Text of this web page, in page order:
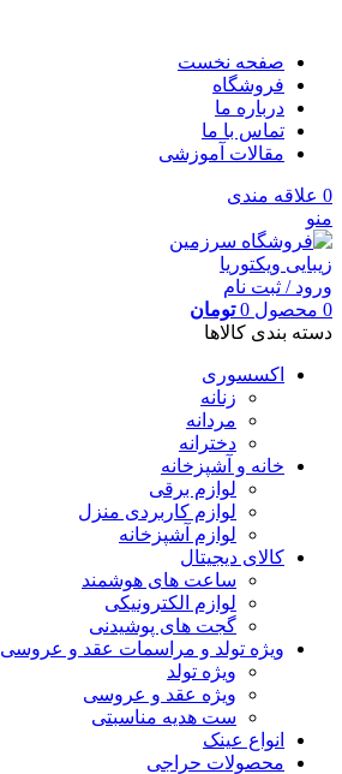
صفحه نخست
فروشگاه
درباره ما
تماس با ما
مقالات آموزشی
0 علاقه مندی
منو
ورود / ثبت نام
0 محصول 0 تومان
دسته بندی کالاها
اکسسوری
زنانه
مردانه
دخترانه
خانه و آشپزخانه
لوازم برقی
لوازم کاربردی منزل
لوازم آشپزخانه
کالای دیجیتال
ساعت های هوشمند
لوازم الکترونیکی
گجت های پوشیدنی
ویژه تولد و مراسمات عقد و عروسی
ویژه تولد
ویژه عقد و عروسی
ست هدیه مناسبتی
انواع عینک
محصولات حراجی